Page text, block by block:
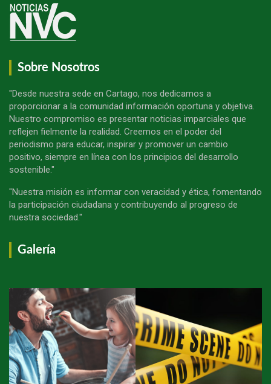
Sobre Nosotros
"Desde nuestra sede en Cartago, nos dedicamos a
proporcionar a la comunidad información oportuna y objetiva.
Nuestro compromiso es presentar noticias imparciales que
reflejen fielmente la realidad. Creemos en el poder del
periodismo para educar, inspirar y promover un cambio
positivo, siempre en línea con los principios del desarrollo
sostenible."
"Nuestra misión es informar con veracidad y ética, fomentando
la participación ciudadana y contribuyendo al progreso de
nuestra sociedad."
Galería